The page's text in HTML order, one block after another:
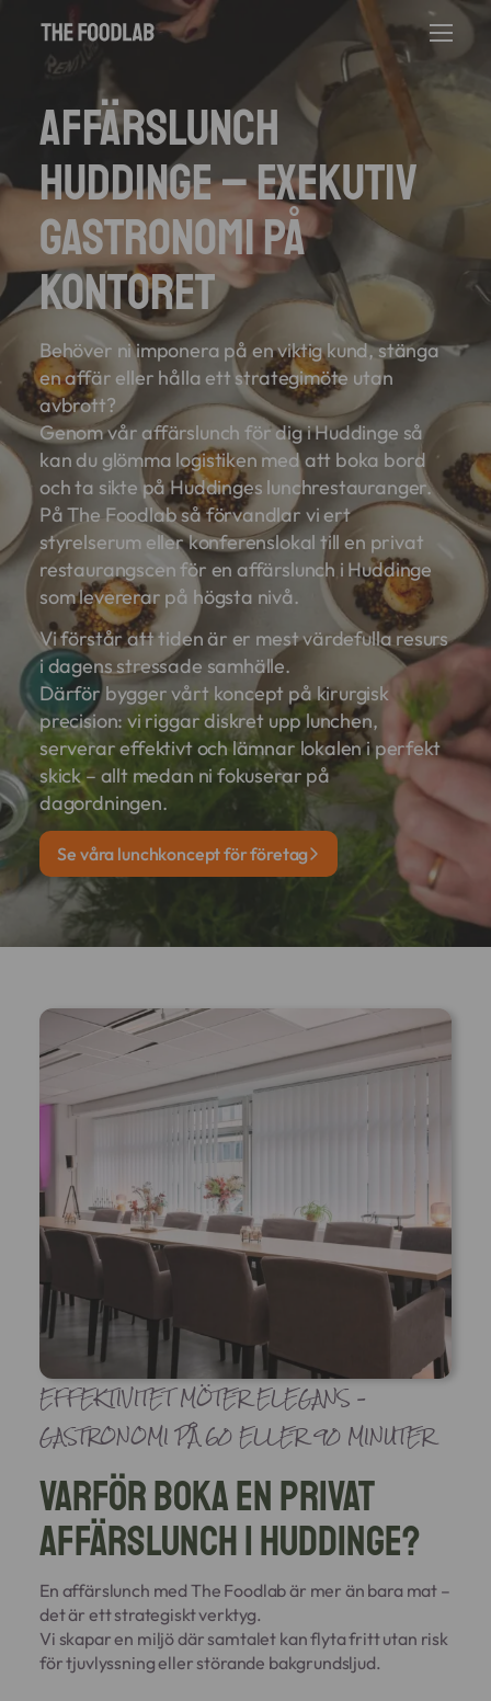
Affärslunch
Huddinge – Exekutiv
gastronomi på
kontoret
Behöver ni imponera på en viktig kund, stänga
en affär eller hålla ett strategimöte utan
avbrott?
Genom vår affärslunch för dig i Huddinge så
kan du glömma logistiken med att boka bord
och ta sikte på Huddinges lunchrestauranger.
På The Foodlab så förvandlar vi ert
styrelserum eller konferenslokal till en privat
restaurangscen för en affärslunch i Huddinge
som levererar på högsta nivå.
Vi förstår att tiden är er mest värdefulla resurs
i dagens stressade samhälle.
Därför bygger vårt koncept på kirurgisk
precision: vi riggar diskret upp lunchen,
serverar effektivt och lämnar lokalen i perfekt
skick – allt medan ni fokuserar på
dagordningen.
Se våra lunchkoncept för företag
EFFEKTIVITET MÖTER ELEGANS –
GASTRONOMI PÅ 60 ELLER 90 MINUTER
Varför boka en privat
affärslunch i Huddinge?
En affärslunch med The Foodlab är mer än bara mat –
det är ett strategiskt verktyg.
Vi skapar en miljö där samtalet kan flyta fritt utan risk
för tjuvlyssning eller störande bakgrundsljud.